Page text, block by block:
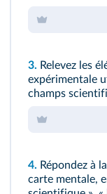
3. Relevez les
expérimentale
champs
4. Répondez à
carte mentale,